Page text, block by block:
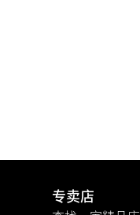
专卖店